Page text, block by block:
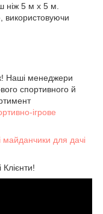
ніж 5 м х 5 м.
використовуючи
Наші менеджери
спортивного й
ігрове
майданчики для дачі